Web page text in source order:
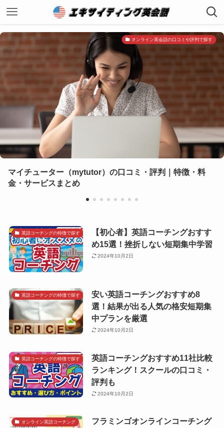
オンライン英会話の口コミや評判で探す
ー（mytutor）の口コミ・評判｜特徴・料
まとめ
カランメ
英語コーチングの特徴で探す
【初心者】英語コーチングおすす
め15選！挫折しない短期集中学習
2024年10月2日
英語コーチングの特徴で探す
安い英語コーチングおすすめ8
選！結果が出る人気の格安短期集
中プランを厳選
2024年10月2日
英語コーチングの特徴で探す
英語コーチングおすすめ11社比較
ランキング！スクールの口コミ・
評判も
2024年10月2日
オンライン英語コーチング
フラミンゴオンラインコーチング